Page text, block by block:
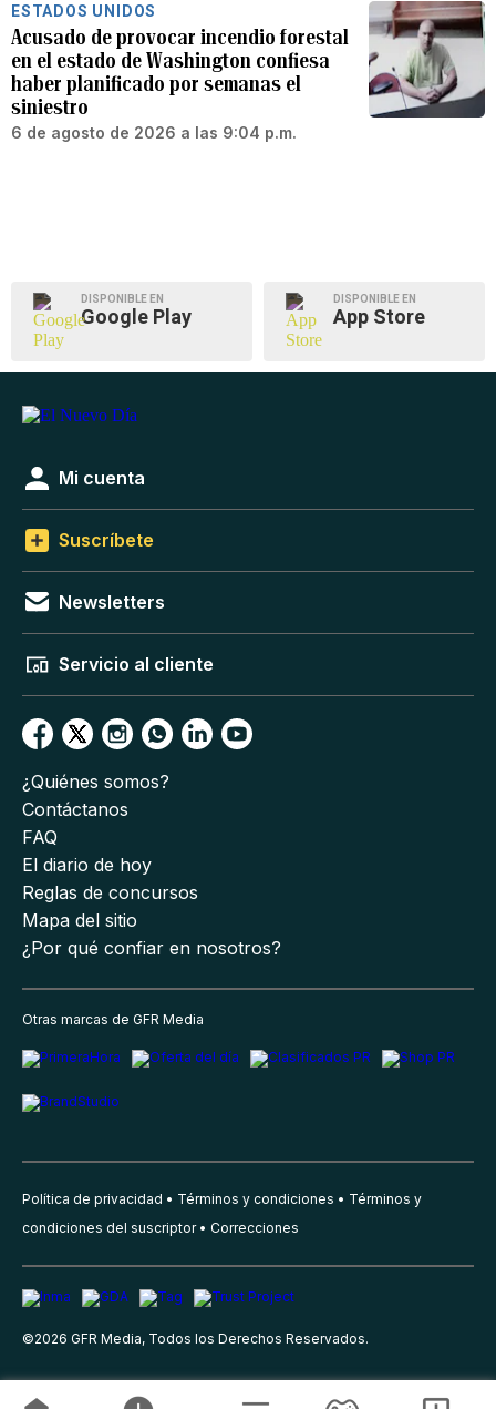
ESTADOS UNIDOS
Acusado de provocar incendio forestal
en el estado de Washington confiesa
haber planificado por semanas el
siniestro
6 de agosto de 2026 a las 9:04 p.m.
DISPONIBLE EN
Google Play
DISPONIBLE EN
App Store
Mi cuenta
Suscríbete
Newsletters
Servicio al cliente
¿Quiénes somos?
Contáctanos
FAQ
El diario de hoy
Reglas de concursos
Mapa del sitio
¿Por qué confiar en nosotros?
Otras marcas de GFR Media
Política de privacidad Términos y condiciones
Términos y
condiciones del suscriptor
Correcciones
©2026 GFR Media, Todos los Derechos Reservados.